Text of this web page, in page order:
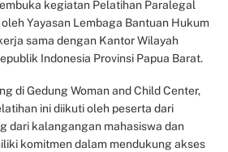
kegiatan Pelatihan Paralegal
Yayasan Lembaga Bantuan Hukum
sama dengan Kantor Wilayah
Indonesia Provinsi Papua Barat.
di Gedung Woman and Child Center,
ini diikuti oleh peserta dari
dari kalangangan mahasiswa dan
komitmen dalam mendukung akses